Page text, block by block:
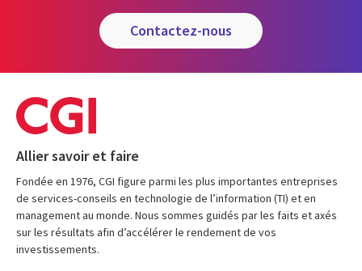
contactez-nous
Allier savoir et faire
Fondée en 1976, CGI figure parmi les plus importantes entreprises
de services-conseils en technologie de l’information (TI) et en
management au monde. Nous sommes guidés par les faits et axés
sur les résultats afin d’accélérer le rendement de vos
investissements.